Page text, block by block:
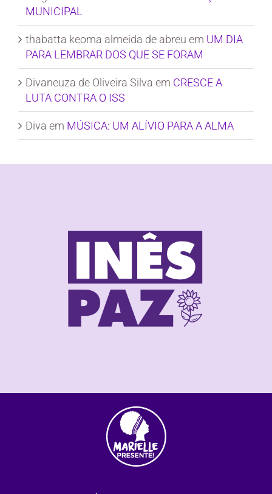
MUNICIPAL
thabatta keoma almeida de abreu em UM DIA
PARA LEMBRAR DOS QUE SE FORAM
Divaneuza de Oliveira Silva em CRESCE A
LUTA CONTRA O ISS
Diva em MÚSICA: UM ALÍVIO PARA A ALMA